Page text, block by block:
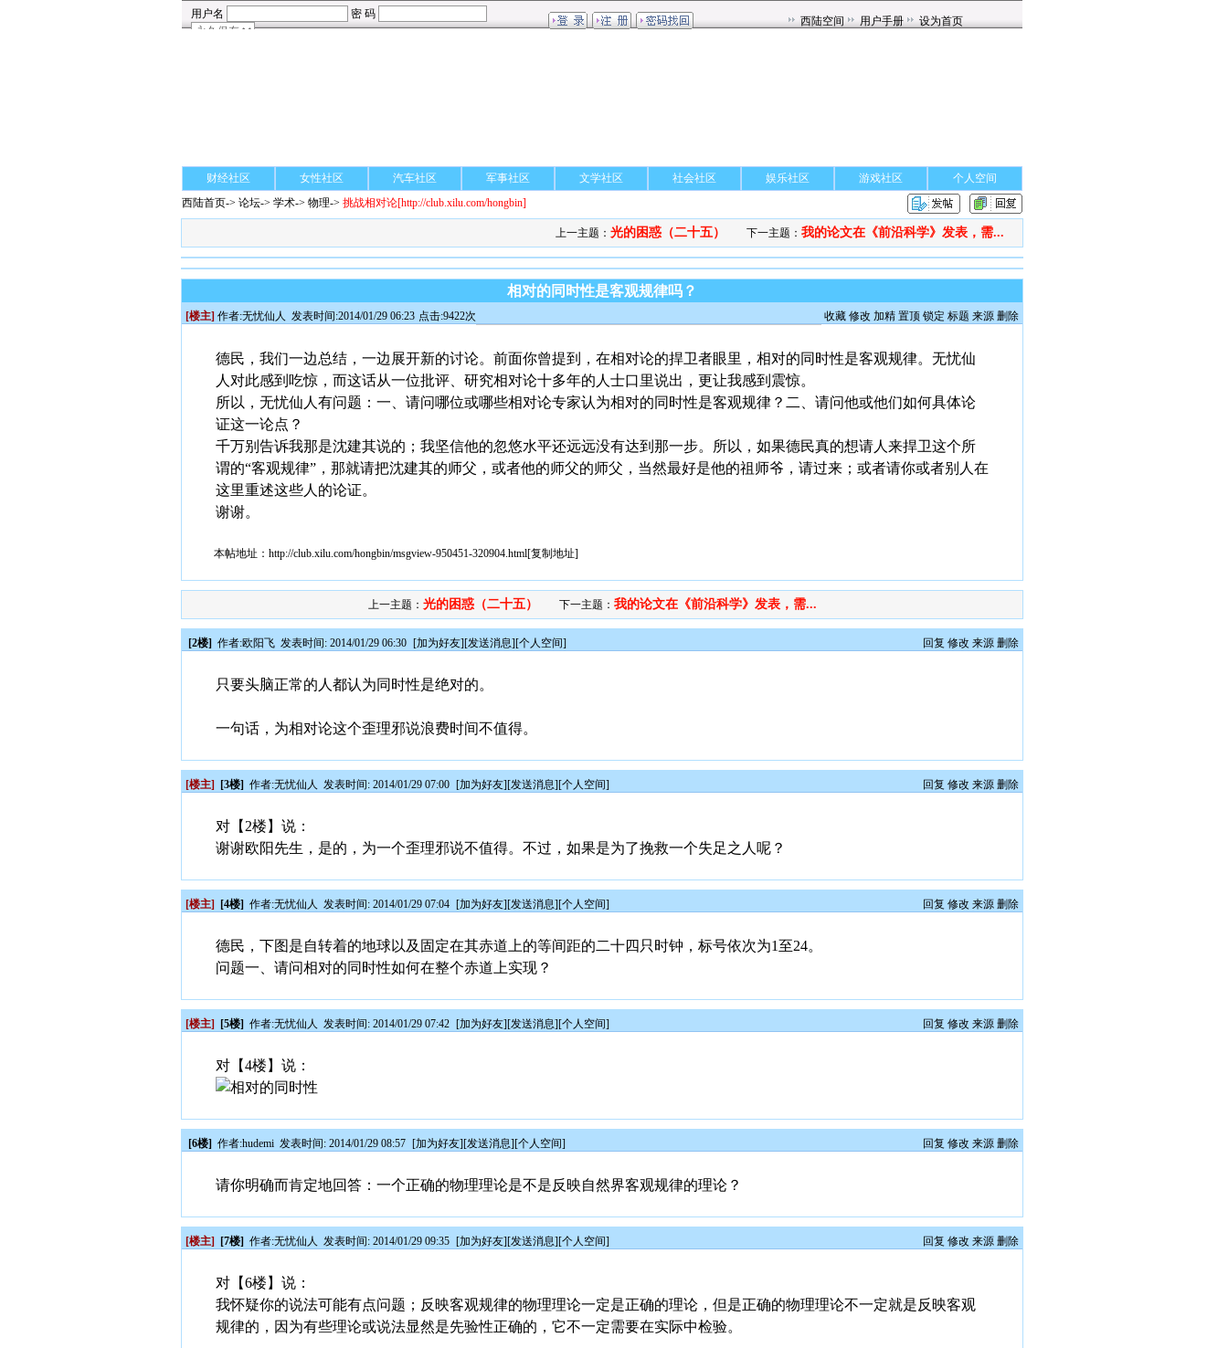
财经社区 女性社区 汽车社区 军事社区 文学社区 社会社区 娱乐社区 游戏社区
个人空间
西陆首页-> 论坛-> 学术-> 物理-> 挑战相对论[http://club.xilu.com/hongbin]
上一主题： 光的困惑（二十五） 下一主题： 我的论文在《前沿科学》发表，需...
相对的同时性是客观规律吗？
[楼主] 作者:无忧仙人 发表时间:2014/01/29 06:23 收藏 修改 加精 置顶 锁定 标题 来源 删除
点击:9422次
德民，我们一边总结，一边展开新的讨论。前面你曾提到，在相对论的捍卫者眼里，相对的同时性是客观规律。无忧仙
人对此感到吃惊，而这话从一位批评、研究相对论十多年的人士口里说出，更让我感到震惊。
所以，无忧仙人有问题：一、请问哪位或哪些相对论专家认为相对的同时性是客观规律？二、请问他或他们如何具体论
证这一论点？
千万别告诉我那是沈建其说的；我坚信他的忽悠水平还远远没有达到那一步。所以，如果德民真的想请人来捍卫这个所
谓的“客观规律”，那就请把沈建其的师父，或者他的师父的师父，当然最好是他的祖师爷，请过来；或者请你或者别人在
这里重述这些人的论证。
谢谢。
本帖地址： http://club.xilu.com/hongbin/msgview-950451-320904.html[复制地址]
上一主题：光的困惑（二十五） 下一主题：我的论文在《前沿科学》发表，需...
[2楼] 作者:欧阳飞 发表时间: 2014/01/29 06:30 [加为好友][发送消息][个人空间] 回复 修改 来源 删除
只要头脑正常的人都认为同时性是绝对的。
一句话，为相对论这个歪理邪说浪费时间不值得。
[楼主] [3楼] 作者:无忧仙人 发表时间: 2014/01/29 07:00 [加为好友][发送消息][个人空间] 回复 修改 来源 删除
对【2楼】说：
谢谢欧阳先生，是的，为一个歪理邪说不值得。不过，如果是为了挽救一个失足之人呢？
[楼主] [4楼] 作者:无忧仙人 发表时间: 2014/01/29 07:04 [加为好友][发送消息][个人空间] 回复 修改 来源 删除
德民，下图是自转着的地球以及固定在其赤道上的等间距的二十四只时钟，标号依次为1至24。
问题一、请问相对的同时性如何在整个赤道上实现？
[楼主] [5楼] 作者:无忧仙人 发表时间: 2014/01/29 07:42 [加为好友][发送消息][个人空间] 回复 修改 来源 删除
对【4楼】说：
[6楼] 作者:hudemi 发表时间: 2014/01/29 08:57 [加为好友][发送消息][个人空间] 回复 修改 来源 删除
请你明确而肯定地回答：一个正确的物理理论是不是反映自然界客观规律的理论？
[楼主] [7楼] 作者:无忧仙人 发表时间: 2014/01/29 09:35 [加为好友][发送消息][个人空间] 回复 修改 来源 删除
对【6楼】说：
我怀疑你的说法可能有点问题；反映客观规律的物理理论一定是正确的理论，但是正确的物理理论不一定就是反映客观
规律的，因为有些理论或说法显然是先验性正确的，它不一定需要在实际中检验。